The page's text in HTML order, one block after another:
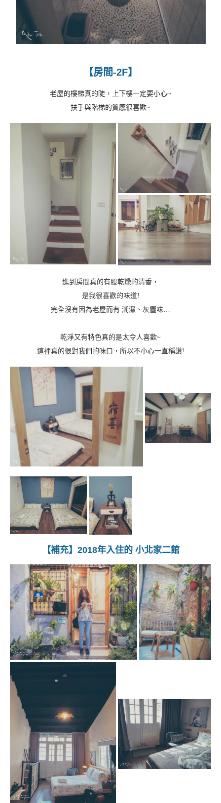
【房間-2F】
老屋的樓梯真的陡，上下樓一定要小心~
扶手與階梯的質感很喜歡~
進到房間真的有股乾燥的清香，
是我很喜歡的味道!
完全沒有因為老屋而有 潮濕、灰塵味…
乾淨又有特色真的是太令人喜歡~
這裡真的很對我們的味口，所以不小心一直稱讚!
【補充】2018年入住的 小北家二館